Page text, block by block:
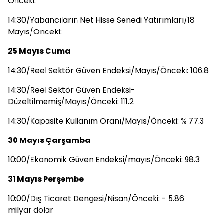
14:30/Yabancıların Net Hisse Senedi Yatırımları/18
Mayıs/Önceki:
25 Mayıs Cuma
14:30/Reel Sektör Güven Endeksi/Mayıs/Önceki: 106.8
14:30/Reel Sektör Güven Endeksi-
Düzeltilmemiş/Mayıs/Önceki: 111.2
14:30/Kapasite Kullanım Oranı/Mayıs/Önceki: % 77.3
30 Mayıs Çarşamba
10:00/Ekonomik Güven Endeksi/mayıs/Önceki: 98.3
31 Mayıs Perşembe
10:00/Dış Ticaret Dengesi/Nisan/Önceki: - 5.86
milyar dolar